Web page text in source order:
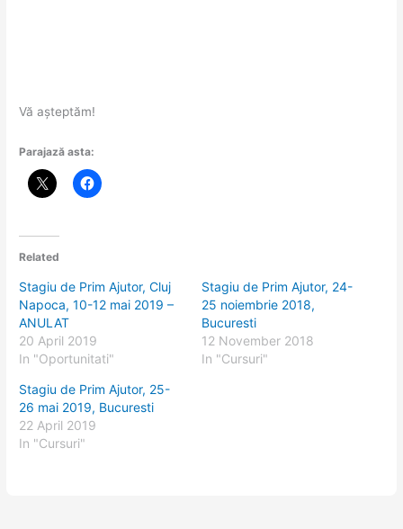
Vă așteptăm!
Parajază asta:
Related
Stagiu de Prim Ajutor, Cluj
Napoca, 10-12 mai 2019 –
ANULAT
20 April 2019
In "Oportunitati"
Stagiu de Prim Ajutor, 24-
25 noiembrie 2018,
Bucuresti
12 November 2018
In "Cursuri"
Stagiu de Prim Ajutor, 25-
26 mai 2019, Bucuresti
22 April 2019
In "Cursuri"